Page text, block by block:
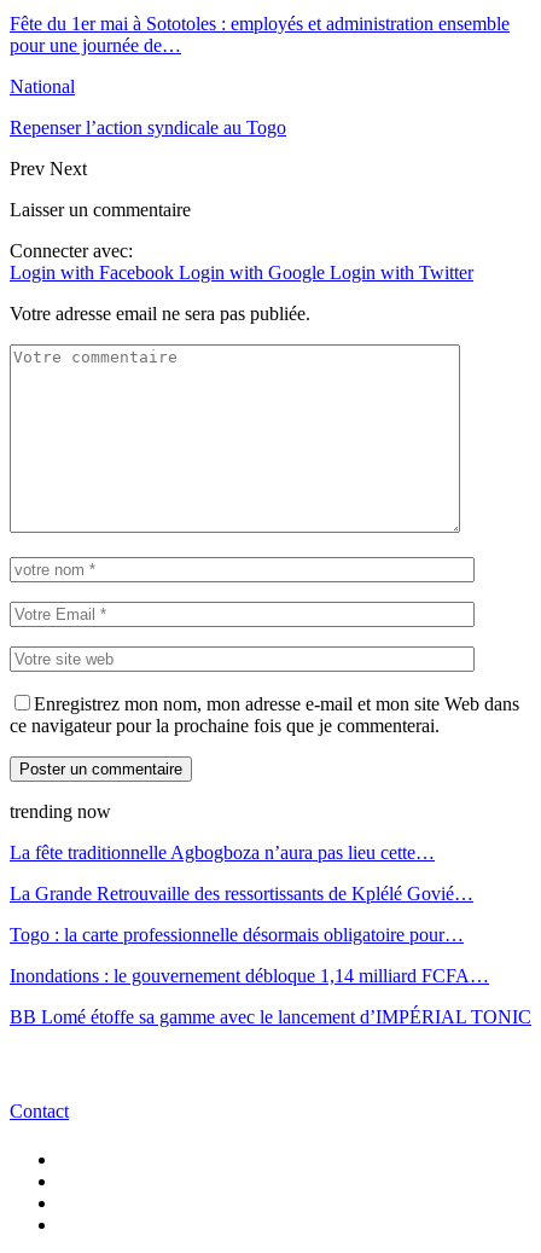
Fête du 1er mai à Sototoles : employés et administration ensemble
pour une journée de…
National
Repenser l’action syndicale au Togo
Prev Next
Laisser un commentaire
Connecter avec:
Login with Facebook Login with Google Login with Twitter
Votre adresse email ne sera pas publiée.
Enregistrez mon nom, mon adresse e-mail et mon site Web dans
ce navigateur pour la prochaine fois que je commenterai.
trending now
La fête traditionnelle Agbogboza n’aura pas lieu cette…
La Grande Retrouvaille des ressortissants de Kplélé Govié…
Togo : la carte professionnelle désormais obligatoire pour…
Inondations : le gouvernement débloque 1,14 milliard FCFA…
BB Lomé étoffe sa gamme avec le lancement d’IMPÉRIAL TONIC
Contact